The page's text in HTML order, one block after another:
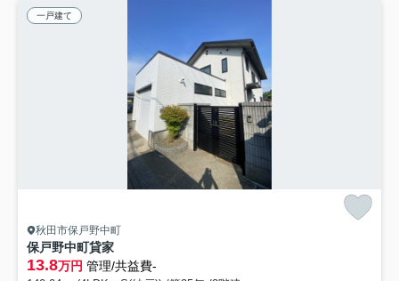
一戸建て
秋田市保戸野中町
保戸野中町貸家
13.8万円 管理/共益費-